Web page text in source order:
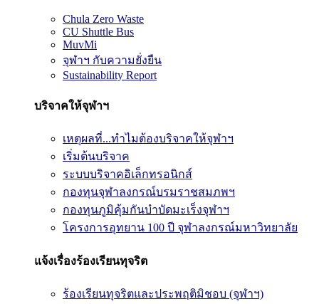
Chula Zero Waste
CU Shuttle Bus
MuvMi
จุฬาฯ กับความยั่งยืน
Sustainability Report
บริจาคให้จุฬาฯ
เหตุผลที่...ทำไมต้องบริจาคให้จุฬาฯ
เริ่มต้นบริจาค
ระบบบริจาคอิเล็กทรอนิกส์
กองทุนจุฬาลงกรณ์บรมราชสมภพฯ
กองทุนภูมิคุ้มกันบำบัดมะเร็งจุฬาฯ
โครงการอุทยาน 100 ปี จุฬาลงกรณ์มหาวิทยาลัย
แจ้งเรื่องร้องเรียนทุจริต
ร้องเรียนทุจริตและประพฤติมิชอบ (จุฬาฯ)